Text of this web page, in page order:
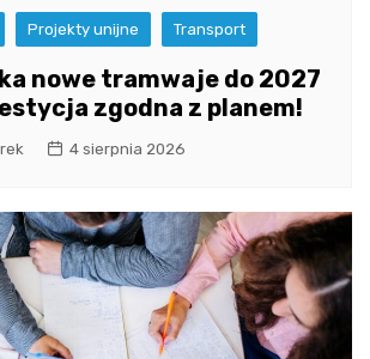
Projekty unijne Transport
nowe tramwaje do 2027
zgodna z planem!
4 sierpnia 2026